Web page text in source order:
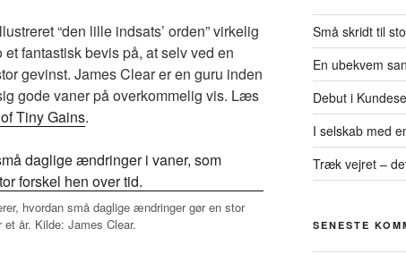
“den lille indsats’ orden” virkelig
fantastisk bevis på, at selv ved en
gevinst. James Clear er en guru inden
gode vaner på overkommelig vis. Læs
Tiny Gains.
hvordan små daglige ændringer gør en stor
et år. Kilde: James Clear.
Små skridt til
En ubekvem
Debut i
I selskab med
Træk vejret –
SENESTE